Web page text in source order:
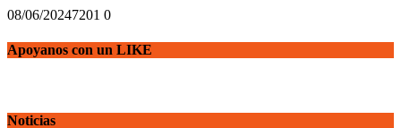
08/06/20247201 0
Apoyanos con un LIKE
Noticias